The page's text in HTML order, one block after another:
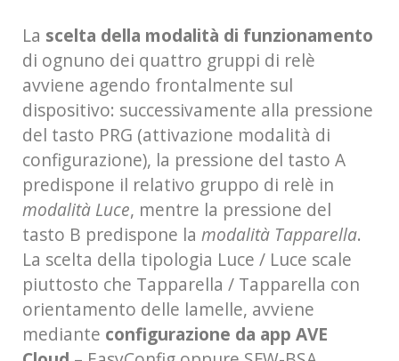
La scelta della modalità di funzionamento
di ognuno dei quattro gruppi di relè
avviene agendo frontalmente sul
dispositivo: successivamente alla pressione
del tasto PRG (attivazione modalità di
configurazione), la pressione del tasto A
predispone il relativo gruppo di relè in
modalità Luce, mentre la pressione del
tasto B predispone la modalità Tapparella.
La scelta della tipologia Luce / Luce scale
piuttosto che Tapparella / Tapparella con
orientamento delle lamelle, avviene
mediante configurazione da app AVE